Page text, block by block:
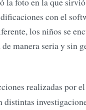
con el
los niños se
manera seria y sin
realizadas por
distintas